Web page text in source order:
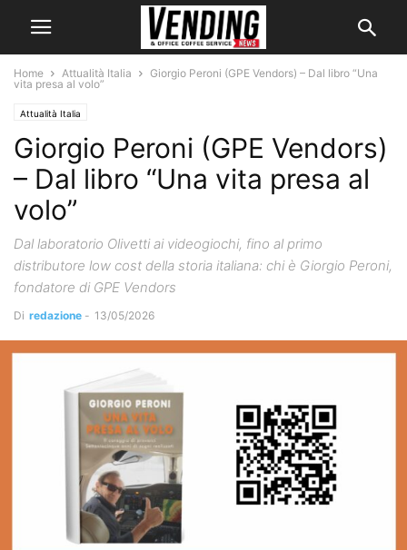
Home Attualità Italia
Giorgio Peroni (GPE Vendors) – Dal libro “Una
vita presa al volo”
Attualità Italia
Giorgio Peroni (GPE Vendors)
– Dal libro “Una vita presa al
volo”
Dal laboratorio Olivetti ai videogiochi, fino al primo
distributore low cost della storia italiana: chi è Giorgio Peroni,
fondatore di GPE Vendors
Di redazione - 13/05/2026